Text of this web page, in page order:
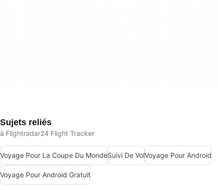
Sujets reliés
à Flightradar24 Flight Tracker
Voyage Pour La Coupe Du MondeSuivi De VolVoyage Pour Android
Voyage Pour Android Gratuit